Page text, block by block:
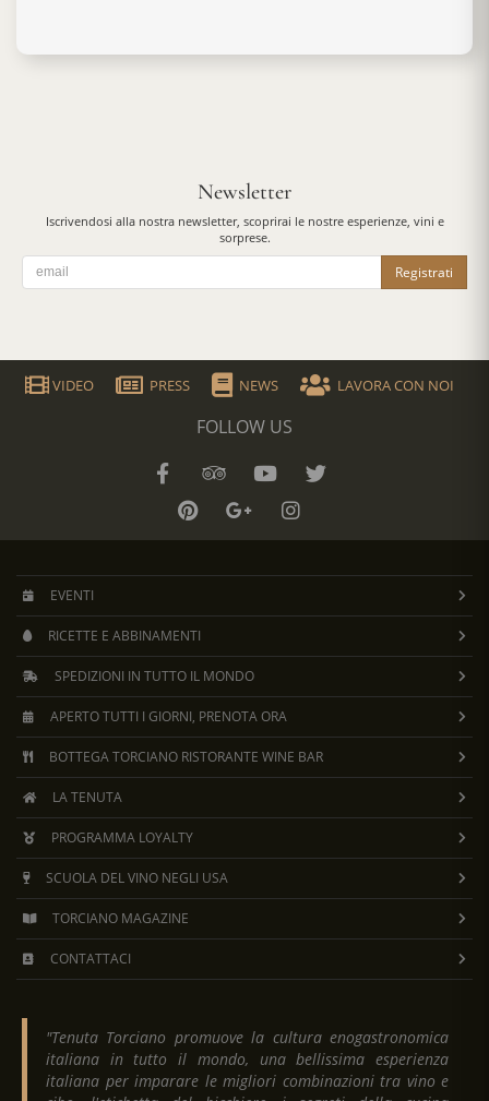
Newsletter
Iscrivendosi alla nostra newsletter, scoprirai le nostre esperienze, vini e
sorprese.
Registrati
VIDEO PRESS NEWS LAVORA CON NOI
FOLLOW US
EVENTI
RICETTE E ABBINAMENTI
SPEDIZIONI IN TUTTO IL MONDO
APERTO TUTTI I GIORNI, PRENOTA ORA
BOTTEGA TORCIANO RISTORANTE WINE BAR
LA TENUTA
PROGRAMMA LOYALTY
SCUOLA DEL VINO NEGLI USA
TORCIANO MAGAZINE
CONTATTACI
"Tenuta Torciano promuove la cultura enogastronomica
italiana in tutto il mondo, una bellissima esperienza
italiana per imparare le migliori combinazioni tra vino e